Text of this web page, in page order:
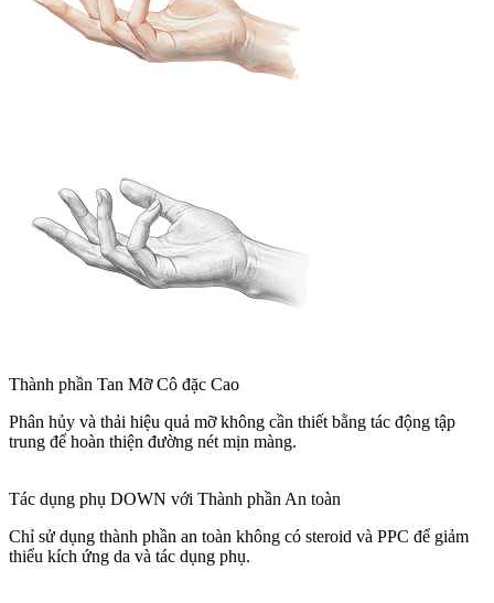
Thành phần Tan Mỡ Cô đặc Cao
Phân hủy và thải hiệu quả mỡ không cần thiết bằng tác động tập
trung để hoàn thiện đường nét mịn màng.
Tác dụng phụ DOWN với Thành phần An toàn
Chỉ sử dụng thành phần an toàn không có steroid và PPC để giảm
thiểu kích ứng da và tác dụng phụ.